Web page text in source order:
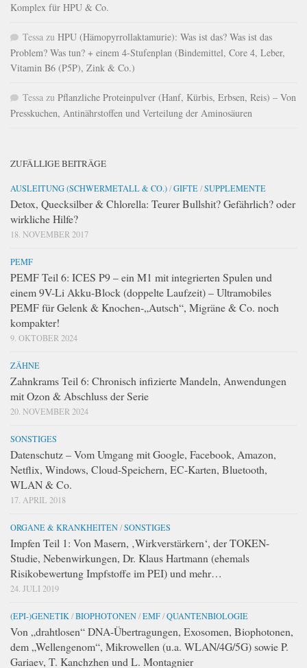
Komplex für HPU & Co.
Tessa zu HPU (Hämopyrrollaktamurie): Was ist das? Was ist das
Problem? Was tun? + einem 4-Stufenplan (Bindemittel, Core 4, Leber,
Vitamin B6 (P5P), Zink & Co.)
Tessa zu Pflanzliche Proteinpulver (Hanf, Kürbis, Erbsen, Reis) – Von
Presskuchen, Antinährstoffen und Verteilung der Aminosäuren
ZUFÄLLIGE BEITRÄGE
AUSLEITUNG (SCHWERMETALL & CO.)/GIFTE/SUPPLEMENTE
Detox, Quecksilber & Chlorella: Teurer Bullshit? Gefährlich? oder
wirkliche Hilfe?
18. NOVEMBER 2017
PEMF
PEMF Teil 6: ICES P9 – ein M1 mit integrierten Spulen und
einem 9V-Li Akku-Block (doppelte Laufzeit) – Ultramobiles
PEMF für Gelenk & Knochen-„Autsch“, Migräne & Co. noch
kompakter!
9. OKTOBER 2024
ZÄHNE
Zahnkrams Teil 6: Chronisch infizierte Mandeln, Anwendungen
mit Ozon & Abschluss der Serie
20. NOVEMBER 2024
SONSTIGES
Datenschutz – Vom Umgang mit Google, Facebook, Amazon,
Netflix, Windows, Cloud-Speichern, EC-Karten, Bluetooth,
WLAN & Co.
17. APRIL 2018
ORGANE & KRANKHEITEN/SONSTIGES
Impfen Teil 1: Von Masern, ‚Wirkverstärkern‘, der TOKEN-
Studie, Nebenwirkungen, Dr. Klaus Hartmann (ehemals
Risikobewertung Impfstoffe im PEI) und mehr…
24. JULI 2019
(EPI-)GENETIK /BIOPHOTONEN/EMF/QUANTENBIOLOGIE
Von „drahtlosen“ DNA-Übertragungen, Exosomen, Biophotonen,
dem „Wellengenom“, Mikrowellen (u.a. WLAN/4G/5G) sowie P.
Gariaev, T. Kanchzhen und L. Montagnier